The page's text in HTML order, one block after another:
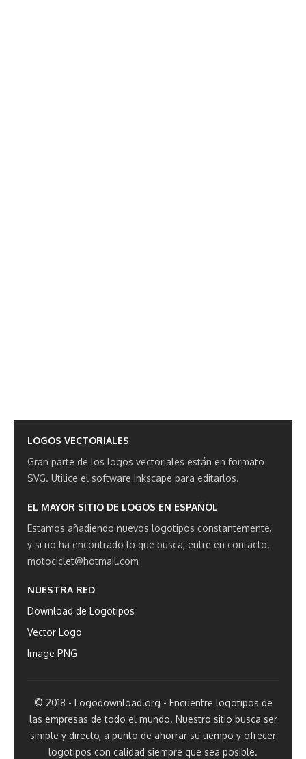
LOGOS VECTORIALES
Gran parte de los logos vectoriales están en formato
SVG. Utilice el software Inkscape para editarlos.
EL MAYOR SITIO DE LOGOS EN ESPAÑOL
Estamos añadiendo nuevos logotipos constantemente,
y si no ha encontrado lo que busca, entre en contacto.
motociclet@hotmail.com
NUESTRA RED
Download de Logotipos
Vector Logo
Image PNG
© 2018 - Logodownload.org - Encuentre logotipos de
las empresas de todo el mundo. Nuestro sitio busca ser
simple y directo, a punto de ahorrar su tiempo y ofrecer
logotipos con calidad siempre que sea posible.